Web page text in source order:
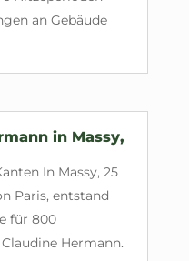
an Gebäude
in Massy,
In Massy, 25
Paris, entstand
für 800
Hermann.